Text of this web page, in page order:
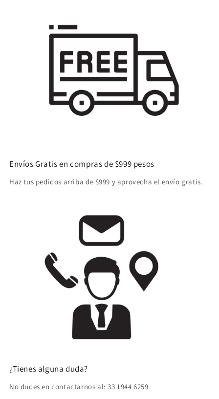
Envíos Gratis en compras de $999 pesos
Haz tus pedidos arriba de $999 y aprovecha el envío gratis.
¿Tienes alguna duda?
No dudes en contactarnos al: 33 1944 6259